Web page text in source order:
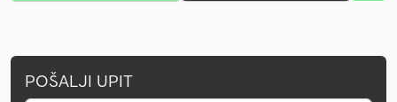
POŠALJI UPIT